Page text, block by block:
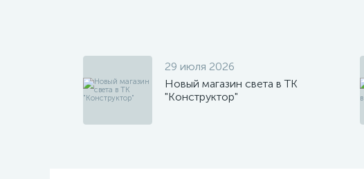
29 июля 2026
Новый магазин света в ТК
"Конструктор"